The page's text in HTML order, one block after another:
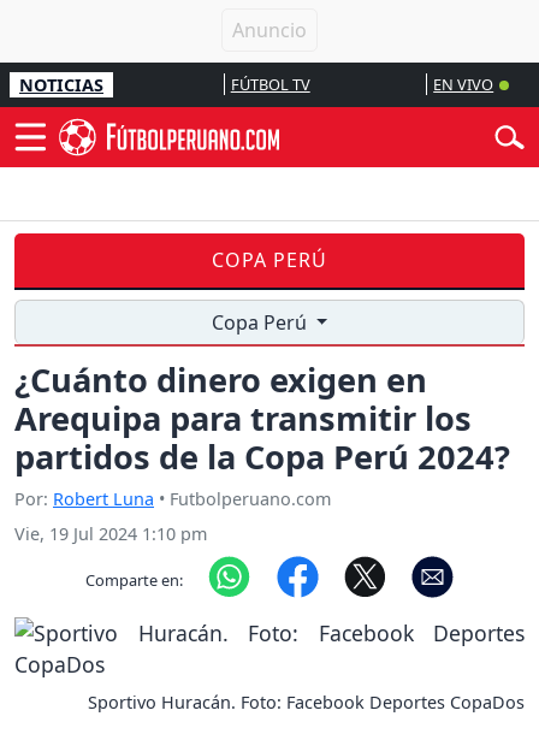
NOTICIAS FÚTBOL TV EN VIVO
COPA PERÚ
Copa Perú
¿Cuánto dinero exigen en
Arequipa para transmitir los
partidos de la Copa Perú 2024?
Por: Robert Luna • Futbolperuano.com
Vie, 19 Jul 2024 1:10 pm
Comparte en:
Sportivo Huracán. Foto: Facebook Deportes CopaDos